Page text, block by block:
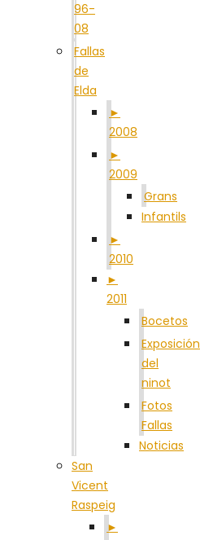
96-
08
Fallas
de
Elda
►
2008
►
2009
Grans
Infantils
►
2010
►
2011
Bocetos
Exposición
del
ninot
Fotos
Fallas
Noticias
San
Vicent
Raspeig
►